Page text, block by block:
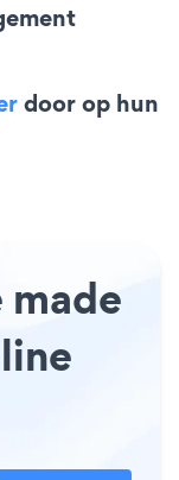
door op hun
made